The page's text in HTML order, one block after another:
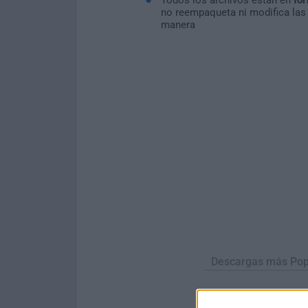
no reempaqueta ni modifica
manera
Descargas más